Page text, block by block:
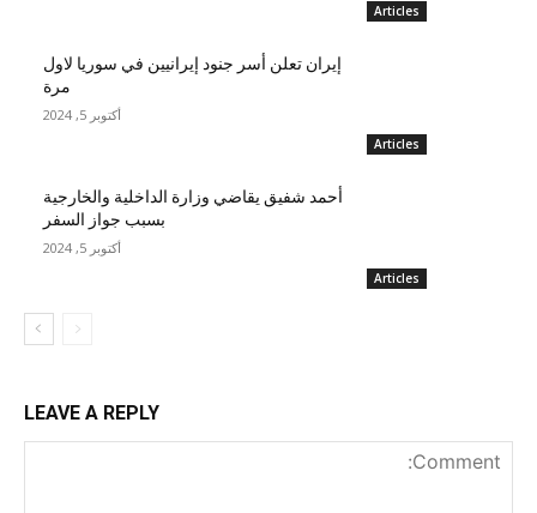
Articles
Articles
إيران تعلن أسر جنود إيرانيين في سوريا لاول
مرة
أكتوبر 5, 2024
Articles
أحمد شفيق يقاضي وزارة الداخلية والخارجية
بسبب جواز السفر
أكتوبر 5, 2024
LEAVE A REPLY